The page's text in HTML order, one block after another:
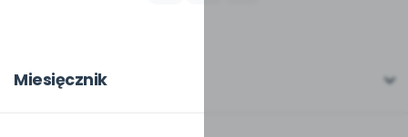
Miesięcznik